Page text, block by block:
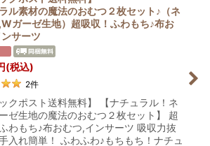
ル素材の魔法のおむつ２枚セット♪（ネ
ガーゼ生地）超吸収！ふわもち♪布お
サーツ
(税込)
2件
ックポスト送料無料】 【ナチュラル！ネ
ゼ生地の魔法のおむつ２枚セット】 超
わもち♪布おむつ,インサーツ 吸収力抜
入れ簡単！ ふわふわ♪もちもち！ナチュ